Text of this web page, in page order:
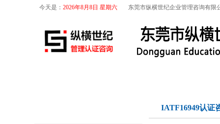
今天是： 2026年8月8日 星期六 东莞市纵横世纪企业管理咨询有限
IATF16949认证